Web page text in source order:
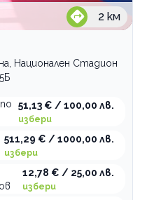
2 км
Национален Стадион
51,13 € / 100,00 лв.
избери
511,29 € / 1000,00 лв.
избери
12,78 € / 25,00 лв.
избери